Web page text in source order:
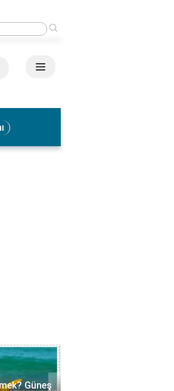
Nedir? Faydaları ve Uygulama Yöntemleri
Güneş›